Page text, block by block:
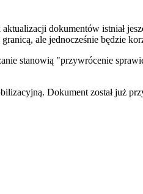
aktualizacji dokumentów istniał
ale jednocześnie będzie
stanowią "przywrócenie
Dokument został już